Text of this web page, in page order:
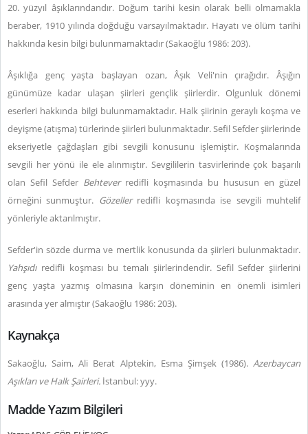
20. yüzyıl âşıklarındandır. Doğum tarihi kesin olarak belli olmamakla
beraber, 1910 yılında doğduğu varsayılmaktadır. Hayatı ve ölüm tarihi
hakkında kesin bilgi bulunmamaktadır (Sakaoğlu 1986: 203).
Âşıklığa genç yaşta başlayan ozan, Âşık Veli'nin çırağıdır. Âşığın
günümüze kadar ulaşan şiirleri gençlik şiirlerdir. Olgunluk dönemi
eserleri hakkında bilgi bulunmamaktadır. Halk şiirinin geraylı koşma ve
deyişme (atışma) türlerinde şiirleri bulunmaktadır.Sefil Sefder şiirlerinde
ekseriyetle çağdaşları gibi sevgili konusunu işlemiştir. Koşmalarında
sevgili her yönü ile ele alınmıştır. Sevgililerin tasvirlerinde çok başarılı
olan Sefil Sefder Behteverredifli koşmasında bu hususun en güzel
örneğini sunmuştur. Gözeller redifli koşmasında ise sevgili muhtelif
yönleriyle aktarılmıştır.
Sefder'in sözde durma ve mertlik konusunda da şiirleri bulunmaktadır.
Yahşıdıredifli koşması bu temalı şiirlerindendir. Sefil Sefder şiirlerini
genç yaşta yazmış olmasına karşın döneminin en önemli isimleri
arasında yer almıştır (Sakaoğlu 1986: 203).
Kaynakça
Sakaoğlu, Saim, Ali Berat Alptekin, Esma Şimşek (1986). Azerbaycan
Aşıkları ve Halk Şairleri. İstanbul: yyy.
Madde Yazım Bilgileri